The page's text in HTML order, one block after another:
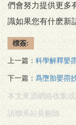
們會努力提供更多
識如果您有什麽新
標簽:
上一篇： 科學解釋嬰
下一篇： 爲墮胎嬰霛
本文來源網絡收集
請聯系站長刪除